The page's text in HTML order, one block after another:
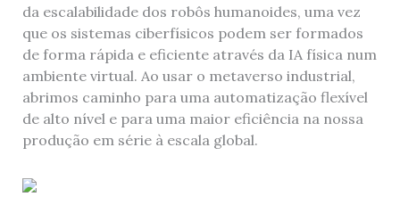
da escalabilidade dos robôs humanoides, uma vez
que os sistemas ciberfísicos podem ser formados
de forma rápida e eficiente através da IA física num
ambiente virtual. Ao usar o metaverso industrial,
abrimos caminho para uma automatização flexível
de alto nível e para uma maior eficiência na nossa
produção em série à escala global.